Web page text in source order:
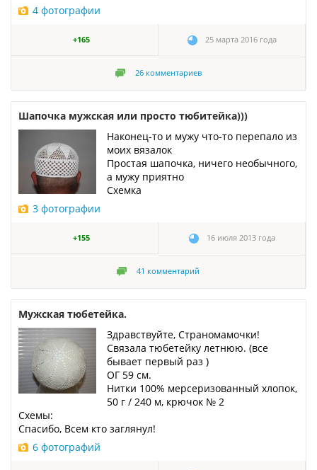
4 фотографии
+165 25 марта 2016 года
26 комментариев
Шапочка мужская или просто тюбитейка)))
Наконец-то и мужу что-то перепало из
моих вязалок
Простая шапочка, ничего необычного,
а мужу приятно
Схемка
3 фотографии
+155 16 июля 2013 года
41 комментарий
Мужская тюбетейка.
Здравствуйте, Страномамочки!
Связала тюбетейку летнюю. (все
бывает первый раз )
ОГ 59 см.
Нитки 100% мерсеризованный хлопок,
50 г / 240 м, крючок № 2
Схемы:
Спасибо, Всем кто заглянул!
6 фотографий